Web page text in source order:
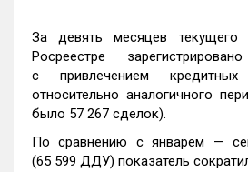
За девять месяцев текущего
Росреестре
с привлечением
относительно аналогичного
было 57 267 сделок).
По сравнению с январем —
(65 599 ДДУ) показатель